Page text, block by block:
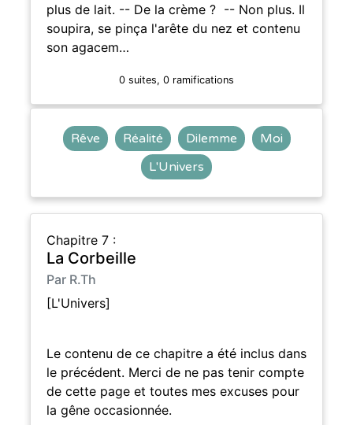
plus de lait. -- De la crème ? -- Non plus. Il
soupira, se pinça l'arête du nez et contenu
son agacem…
0 suites, 0 ramifications
Rêve Réalité Dilemme
Moi
L'Univers
Chapitre 7 :
La Corbeille
Par R.Th
[L'Univers]
Le contenu de ce chapitre a été inclus dans
le précédent. Merci de ne pas tenir compte
de cette page et toutes mes excuses pour
la gêne occasionnée.